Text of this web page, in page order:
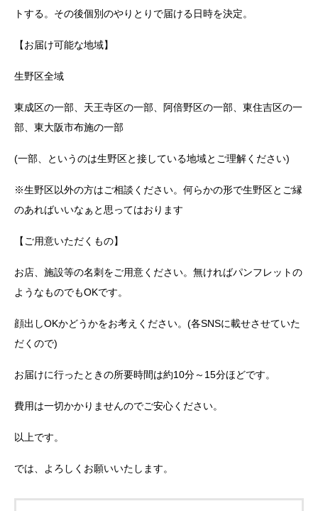
トする。その後個別のやりとりで届ける日時を決定。
【お届け可能な地域】
生野区全域
東成区の一部、天王寺区の一部、阿倍野区の一部、東住吉区の一
部、東大阪市布施の一部
(一部、というのは生野区と接している地域とご理解ください)
※生野区以外の方はご相談ください。何らかの形で生野区とご縁
のあればいいなぁと思ってはおります
【ご用意いただくもの】
お店、施設等の名刺をご用意ください。無ければパンフレットの
ようなものでもOKです。
顔出しOKかどうかをお考えください。(各SNSに載せさせていた
だくので)
お届けに行ったときの所要時間は約10分～15分ほどです。
費用は一切かかりませんのでご安心ください。
以上です。
では、よろしくお願いいたします。